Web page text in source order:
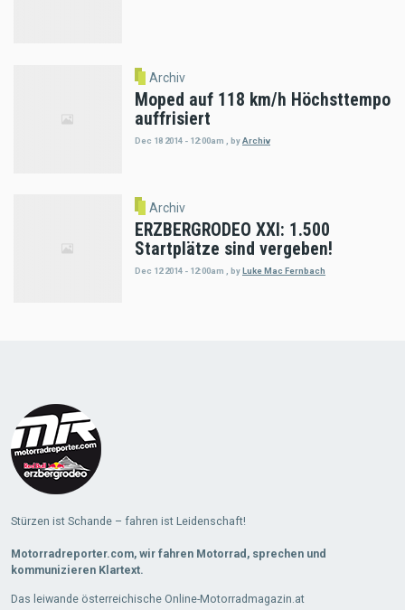
Archiv
Moped auf 118 km/h Höchsttempo
auffrisiert
Dec 18 2014 - 12:00am , byArchiv
Archiv
ERZBERGRODEO XXI: 1.500
Startplätze sind vergeben!
Dec 12 2014 - 12:00am byLuke Mac Fernbach
Stürzen ist Schande – fahren ist Leidenschaft!
Motorradreporter.com, wir fahren Motorrad, sprechen und
kommunizieren Klartext.
Das leiwande österreichische Online-Motorradmagazin.at